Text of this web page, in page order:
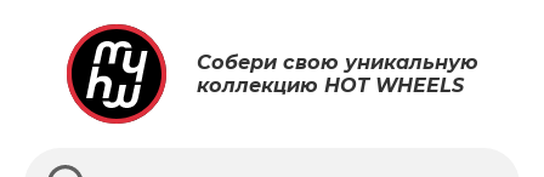
Собери свою уникальную
коллекцию HOT WHEELS